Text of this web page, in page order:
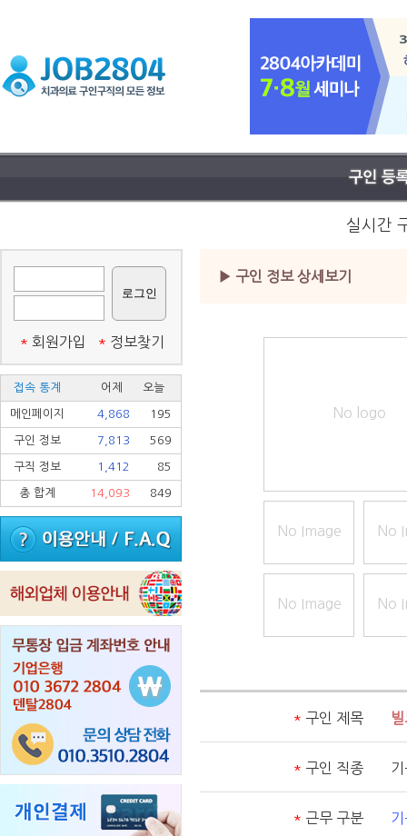
실시간
* 회원가입 * 정보찾기
접속 통계 어제 오늘
메인페이지 4,868 195
구인 정보 7,813 569
구직 정보 1,412 85
총 합계 14,093 849
▶ 구인 정보 상세보기
No logo
No Image No
No Image No
* 구인 제목
* 구인 직종
* 근무 구분